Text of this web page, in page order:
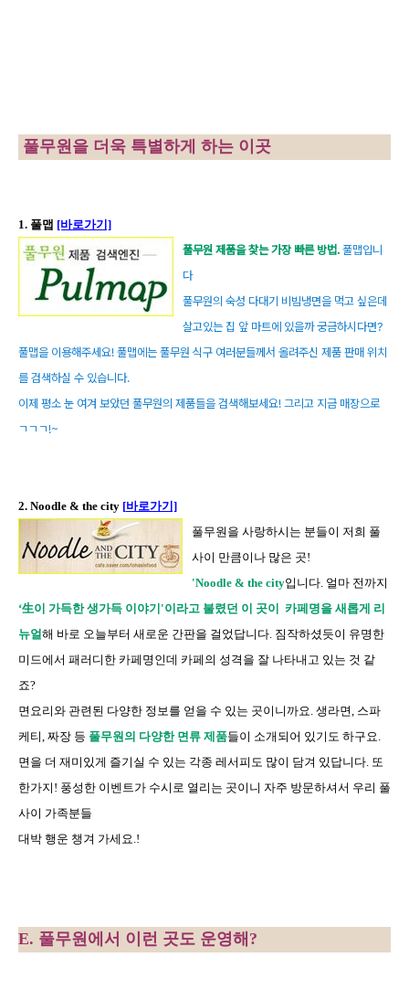
풀무원을 더욱 특별하게 하는 이곳
1. 풀맵 [바로가기]
풀무원 제품을 찾는 가장 빠른 방법. 풀맵입니
다
풀무원의 숙성 다대기 비빔냉면을 먹고 싶은데
살고있는 집 앞 마트에 있을까 궁금하시다면?
풀맵을 이용해주세요! 풀맵에는 풀무원 식구 여러분들께서 올려주신 제품 판매 위치
를 검색하실 수 있습니다.
이제 평소 눈 여겨 보았던 풀무원의 제품들을 검색해보세요! 그리고 지금 매장으로
ㄱㄱㄱ!~
2. Noodle & the city [바로가기]
풀무원을 사랑하시는 분들이 저희 풀
사이 만큼이나 많은 곳!
'Noodle & the city입니다. 얼마 전까지
‘生이 가득한 생가득 이야기'이라고 불렸던 이 곳이 카페명을 새롭게 리
뉴얼해 바로 오늘부터 새로운 간판을 걸었답니다. 짐작하셨듯이 유명한
미드에서 패러디한 카페명인데 카페의 성격을 잘 나타내고 있는 것 같
죠?
면요리와 관련된 다양한 정보를 얻을 수 있는 곳이니까요. 생라면, 스파
케티, 짜장 등 풀무원의 다양한 면류 제품들이 소개되어 있기도 하구요.
면을 더 재미있게 즐기실 수 있는 각종 레서피도 많이 담겨 있답니다. 또
한가지! 풍성한 이벤트가 수시로 열리는 곳이니 자주 방문하셔서 우리 풀
사이 가족분들
대박 행운 챙겨 가세요.!
E. 풀무원에서 이런 곳도 운영해 ?